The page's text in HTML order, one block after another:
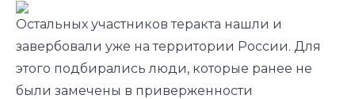
Остальных участников теракта нашли и
завербовали уже на территории России. Для
этого подбирались люди, которые ранее не
были замечены в приверженности